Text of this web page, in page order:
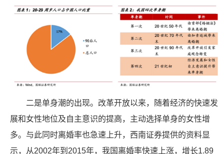
二是单身潮的出现。改革开放以来，随着经济的快速发
展和女性地位及自主意识的提高，主动选择单身的女性增
多。与此同时离婚率也急速上升，西南证券提供的资料显
示，从2002年到2015年，我国离婚率快速上涨，增长1.89